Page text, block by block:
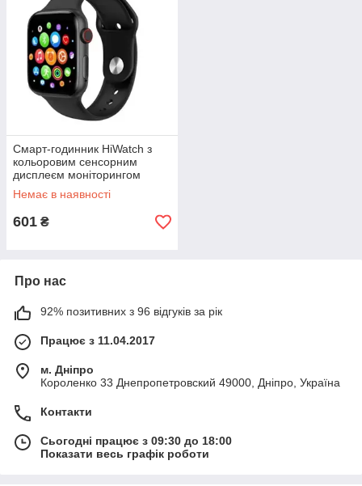
Смарт-годинник HiWatch з
кольоровим сенсорним
дисплеєм моніторингом
пульсу та тиску для спорту і
повсякденного використання
Немає в наявності
601 ₴
Про нас
92% позитивних з 96 відгуків за рік
Працює з 11.04.2017
м. Дніпро
Короленко 33 Днепропетровский 49000, Дніпро, Україна
Контакти
Сьогодні працює з 09:30 до 18:00
Показати весь графік роботи